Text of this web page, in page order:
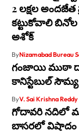
2 లక్షల
కట్టుకోవాలి బినోల
అశోక్
ByNizamabad Bureau
గంజాయి ముఠా
కానిస్టేబుల్
ByV. Sai Krishna Reddy
గోదావరి నదిలో
బాసరలో విషాదం